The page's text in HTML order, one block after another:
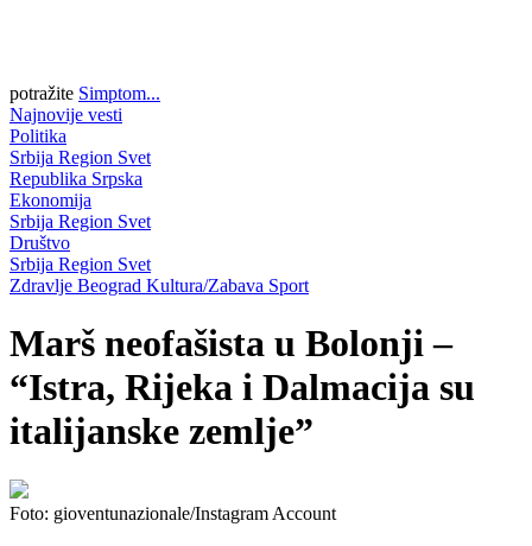
potražite Simptom...
Najnovije vesti
Politika
Srbija Region Svet
Republika Srpska
Ekonomija
Srbija Region Svet
Društvo
Srbija Region Svet
Zdravlje Beograd Kultura/Zabava Sport
Marš neofašista u Bolonji –
“Istra, Rijeka i Dalmacija su
italijanske zemlje”
Foto: gioventunazionale/Instagram Account